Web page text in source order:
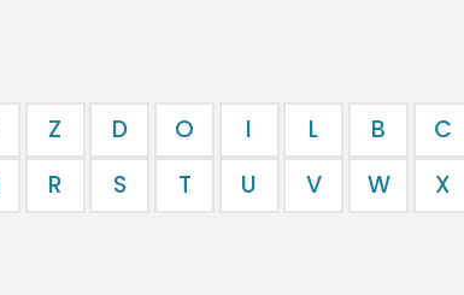
Z D O I L B C
R S T U V W X